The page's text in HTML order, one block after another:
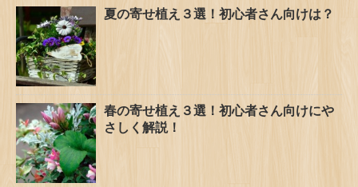
夏の寄せ植え３選！初心者さん向けは？
春の寄せ植え３選！初心者さん向けにや
さしく解説！